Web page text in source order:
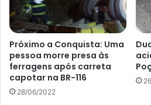
Próximo a Conquista: Uma
pessoa morre presa às
ferragens após carreta
capotar na BR-116
28/06/2022